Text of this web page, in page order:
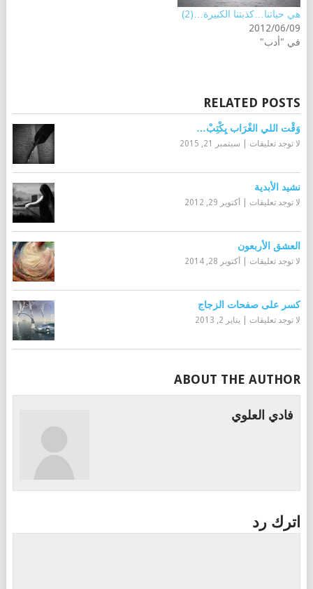
هي حياتنا…كذبتنا الكبيرة…(2)
2012/06/09
في "أدب"
RELATED POSTS
وَقْت اللي الغْرَاب يِكْتِبْ…
لا توجد تعليقات سبتمبر 21, 2015
نشيد الأبدية
لا توجد تعليقات أكتوبر 29, 2012
العشق الأربعون
لا توجد تعليقات أكتوبر 28, 2014
كسر على صفحات الزجاج
لا توجد تعليقات يناير 2, 2013
ABOUT THE AUTHOR
فادي العلوي
اترك رد